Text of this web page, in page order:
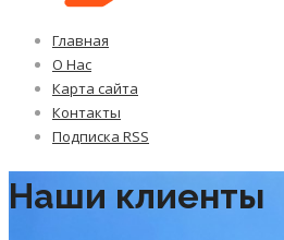
Главная
О Нас
Карта сайта
Контакты
Подписка RSS
Наши клиенты